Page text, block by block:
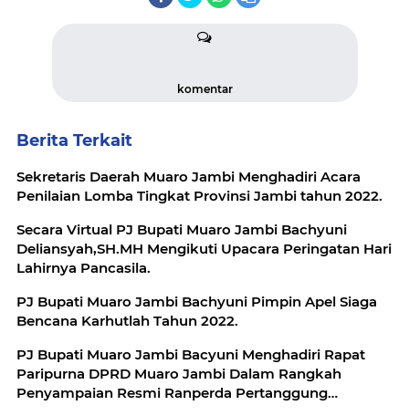
komentar
Berita Terkait
Sekretaris Daerah Muaro Jambi Menghadiri Acara
Penilaian Lomba Tingkat Provinsi Jambi tahun 2022.
Secara Virtual PJ Bupati Muaro Jambi Bachyuni
Deliansyah,SH.MH Mengikuti Upacara Peringatan Hari
Lahirnya Pancasila.
PJ Bupati Muaro Jambi Bachyuni Pimpin Apel Siaga
Bencana Karhutlah Tahun 2022.
PJ Bupati Muaro Jambi Bacyuni Menghadiri Rapat
Paripurna DPRD Muaro Jambi Dalam Rangkah
Penyampaian Resmi Ranperda Pertanggung